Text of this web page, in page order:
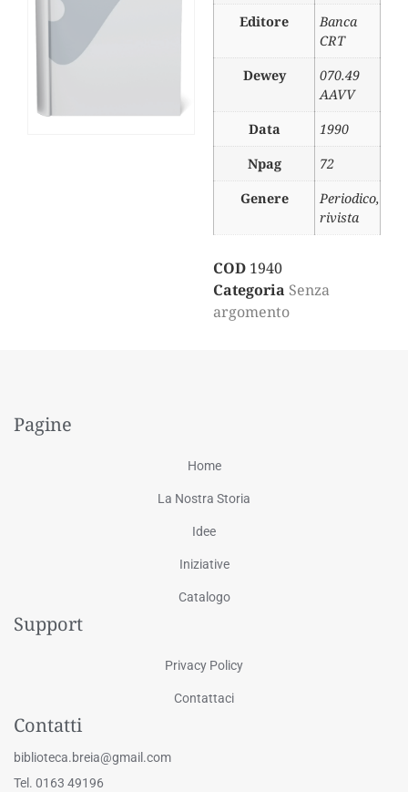
Editore
Banca
CRT
Dewey
070.49
AAVV
Data
1990
Npag
72
Genere
Periodico,
rivista
COD 1940
Categoria Senza
argomento
Pagine
Home
La Nostra Storia
Idee
Iniziative
Catalogo
Support
Privacy Policy
Contattaci
Contatti
biblioteca.breia@gmail.com
Tel. 0163 49196